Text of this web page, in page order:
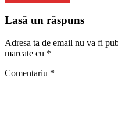
Lasă un răspuns
Adresa ta de email nu va fi
marcate cu *
Comentariu *